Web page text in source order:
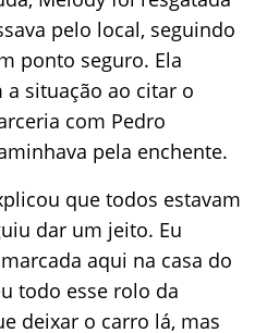
pelo local, seguindo
ponto seguro. Ela
situação ao citar o
com Pedro
pela enchente.
que todos estavam
dar um jeito. Eu
aqui na casa do
todo esse rolo da
deixar o carro lá, mas